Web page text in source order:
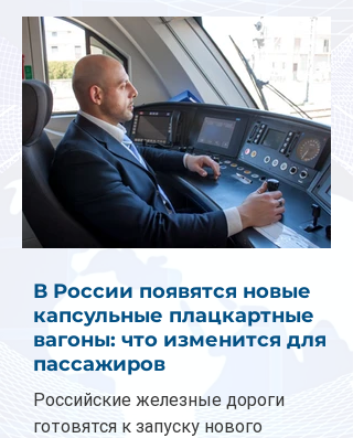
В России появятся новые
капсульные плацкартные
вагоны: что изменится для
пассажиров
Российские железные дороги
готовятся к запуску нового